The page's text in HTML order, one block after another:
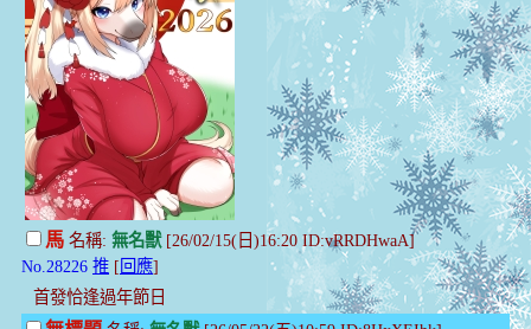
馬 名稱: 無名獸[26/02/15(日)16:20 ID:vRRDHwaA]
No.28226 推 [ 回應]
首發恰逢過年節日